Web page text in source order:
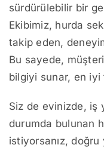
sürdürülebilir bir
Ekibimiz, hurda
takip eden,
Bu sayede,
bilgiyi sunar, en
Siz de evinizde, iş
durumda bulunan
istiyorsanız, doğru